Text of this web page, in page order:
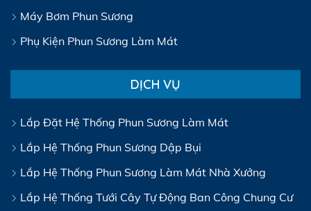
Máy Bơm Phun Sương
Phụ Kiện Phun Sương Làm Mát
DỊCH VỤ
Lắp Đặt Hệ Thống Phun Sương Làm Mát
Lắp Hệ Thống Phun Sương Dập Bụi
Lắp Hệ Thống Phun Sương Làm Mát Nhà Xưởng
Lắp Hệ Thống Tưới Cây Tự Động Ban Công Chung Cư